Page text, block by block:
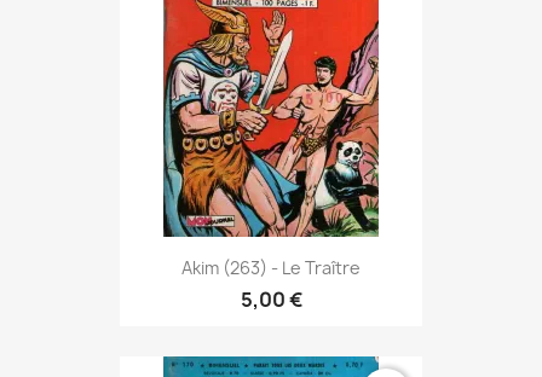
Akim (263) - Le Traître
5,00 €